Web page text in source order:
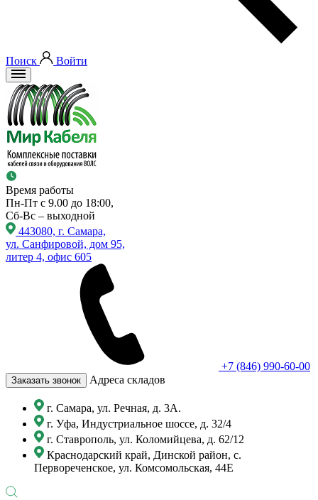
Поиск Войти
Время работы
Пн-Пт с 9.00 до 18:00,
Сб-Вс – выходной
443080, г. Самара,
ул. Санфировой, дом 95,
литер 4, офис 605
+7 (846) 990-60-00
Заказать звонок Адреса складов
г. Самара, ул. Речная, д. 3А.
г. Уфа, Индустриальное шоссе, д. 32/4
г. Ставрополь, ул. Коломийцева, д. 62/12
Краснодарский край, Динской район, с.
Первореченское, ул. Комсомольская, 44Е